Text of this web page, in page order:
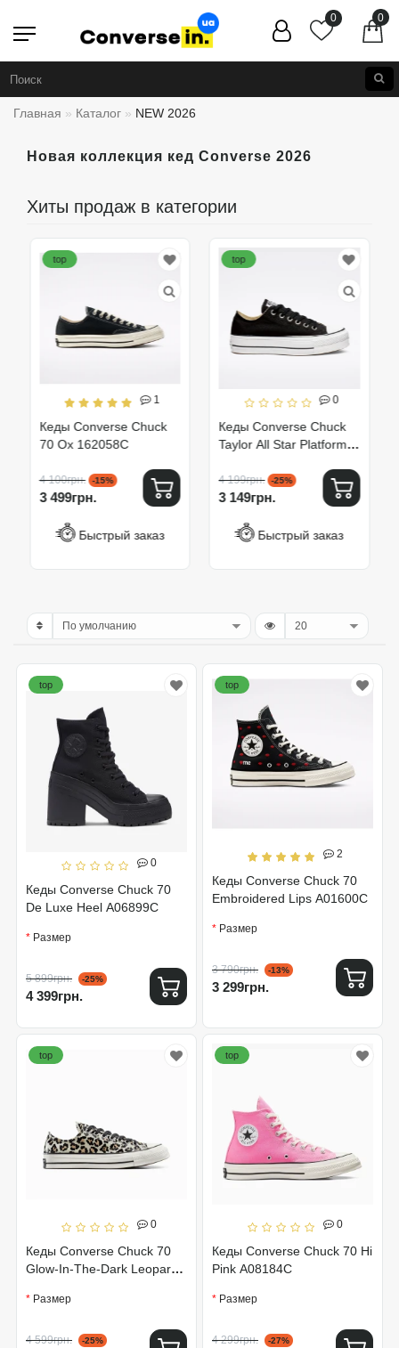
0
0
Главная Каталог NEW 2026
Новая коллекция кед Converse 2026
Хиты продаж в категории
top
1
Кеды Converse Chuck
70 Ox 162058C
4 100грн. -15%
3 499грн.
Быстрый заказ
top
0
Кеды Converse Chuck
Taylor All Star Platform
4 199грн. -25%
3 149грн.
Быстрый заказ
0
Кеды Converse Chuck 70
De Luxe Heel A06899C
top
Размер
5 899грн. -25%
4 399грн.
2
Кеды Converse Chuck 70
Embroidered Lips A01600C
top
Размер
3 790грн. -13%
3 299грн.
0
Кеды Converse Chuck 70
Glow-In-The-Dark Leopard
top
Размер
4 599грн. -25%
0
Кеды Converse Chuck 70 Hi
Pink A08184C
top
Размер
4 299грн. -27%